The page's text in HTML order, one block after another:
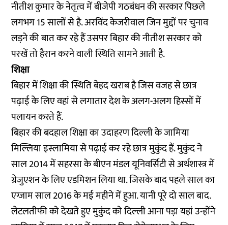
नीतीश कुमार के नेतृत्व में बीजेपी गठबंधन की सरकार पिछले
लगभग 15 सालों से है. अरविंद केजरीवाल जिन मुद्दों पर चुनाव
लड़ने की बात कर रहे हैं उसपर बिहार की नीतीश सरकार को
परखें तो हैरान करने वाली स्थिति सामने आती है.
शिक्षा
बिहार में शिक्षा की स्थिति बेहद खराब है जिस वजह से छात्र
पढ़ाई के लिए वहां से लगातार देश के अलग-अलग हिस्सों में
पलायन करते हैं.
बिहार की बदहाल शिक्षा का उदाहरण दिल्ली के जामिया
मिल्लिया इस्लामिया से पढ़ाई कर रहे छात्र मुकुंद हैं. मुकुंद ने
साल 2014 में सहरसा के बीएन मंडल यूनिवर्सिटी से अर्थशास्त्र में
ग्रेजुएशन के लिए एडमिशन लिया था. जिसके बाद पहले साल का
एग्जाम साल 2016 के मई महीने में हुआ. यानी पूरे दो साल बाद.
लेटलतीफी को देखते हुए मुकुंद को दिल्ली आना पड़ा यहां उन्होंने